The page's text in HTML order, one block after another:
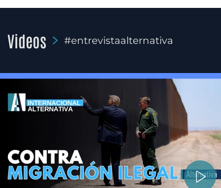
Videos #entrevistaalternativa